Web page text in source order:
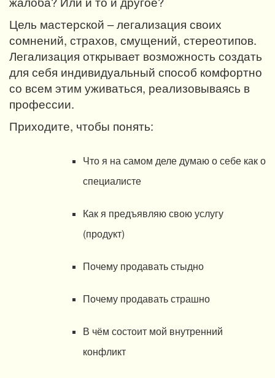
Цель мастерской – легализация своих
сомнений, страхов, смущений, стереотипов.
Легализация открывает возможность создать
для себя индивидуальный способ комфортно
со всем этим уживаться, реализовываясь в
профессии.
Приходите, чтобы понять:
Что я на самом деле думаю о себе как о
специалисте
Как я предъявляю свою услугу
(продукт)
Почему продавать стыдно
Почему продавать страшно
В чём состоит мой внутренний
конфликт